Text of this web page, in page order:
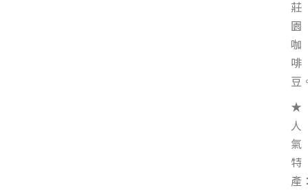
莊
園
咖
啡
豆
★
人
氣
特
產